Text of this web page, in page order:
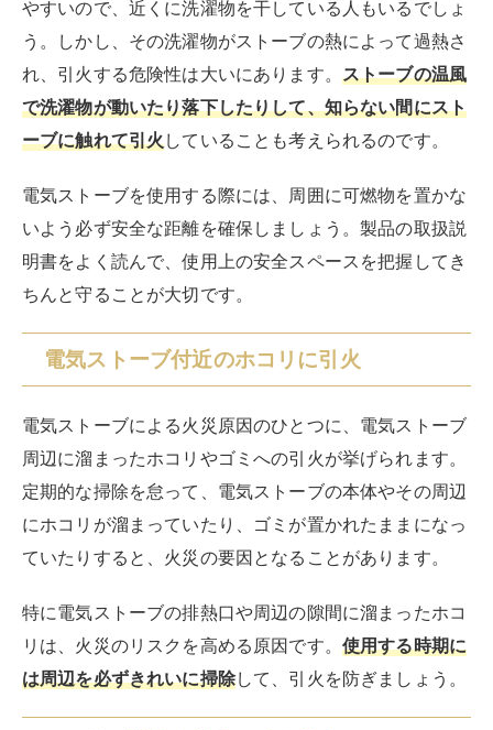
やすいので、近くに洗濯物を干している人もいるでしょ
う。しかし、その洗濯物がストーブの熱によって過熱さ
れ、引火する危険性は大いにあります。 ストーブの温風
で洗濯物が動いたり落下したりして、知らない間にスト
ーブに触れて引火していることも考えられるのです。
電気ストーブを使用する際には、周囲に可燃物を置かな
いよう必ず安全な距離を確保しましょう。製品の取扱説
明書をよく読んで、使用上の安全スペースを把握してき
ちんと守ることが大切です。
電気ストーブ付近のホコリに引火
電気ストーブによる火災原因のひとつに、電気ストーブ
周辺に溜まったホコリやゴミへの引火が挙げられます。
定期的な掃除を怠って、電気ストーブの本体やその周辺
にホコリが溜まっていたり、ゴミが置かれたままになっ
ていたりすると、火災の要因となることがあります。
特に電気ストーブの排熱口や周辺の隙間に溜まったホコ
リは、火災のリスクを高める原因です。 使用する時期に
は周辺を必ずきれいに掃除して、引火を防ぎましょう。